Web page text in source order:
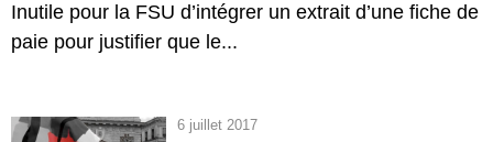
Inutile pour la FSU d’intégrer un extrait d’une fiche de
paie pour justifier que le...
6 juillet 2017